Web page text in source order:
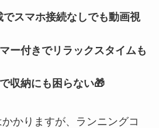
スマホ接続なしでも動画視
ー付きでリラックスタイムも
収納にも困らない🎁
かりますが、ランニングコ